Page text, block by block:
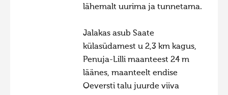
Фотоконкурс 2010lähemalt uurima ja tunnetama.
Jalakas asub Saate
külasüdamest u 2,3 km kagus,
Penuja-Lilli maanteest 24 m
läänes, maanteelt endise
Oeversti talu juurde viiva